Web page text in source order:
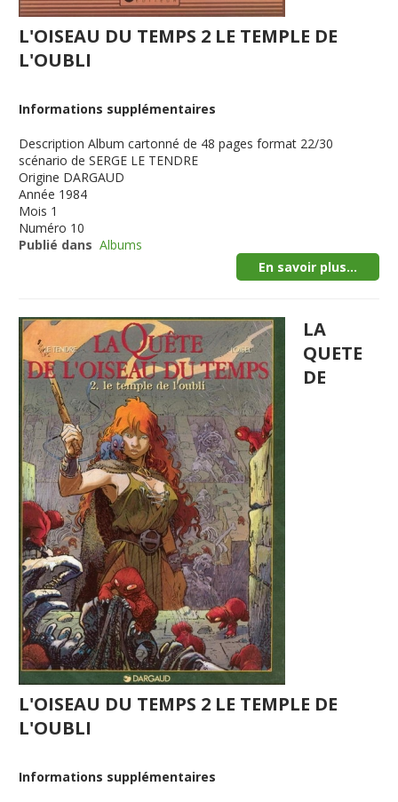
L'OISEAU DU TEMPS 2 LE TEMPLE DE
L'OUBLI
Informations supplémentaires
Description Album cartonné de 48 pages format 22/30
scénario de SERGE LE TENDRE
Origine DARGAUD
Année 1984
Mois 1
Numéro 10
Publié dans Albums
En savoir plus...
LA
QUETE
DE
L'OISEAU DU TEMPS 2 LE TEMPLE DE
L'OUBLI
Informations supplémentaires